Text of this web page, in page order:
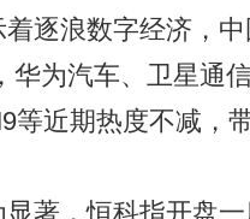
逐浪数字经济，
华为汽车、卫星通
等近期热度不减，
，恒科指开盘一